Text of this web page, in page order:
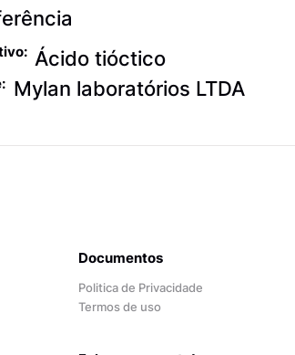
Mylan laboratórios LTDA
Ácido tióctico
Documentos
Politica de Privacidade
Termos de uso